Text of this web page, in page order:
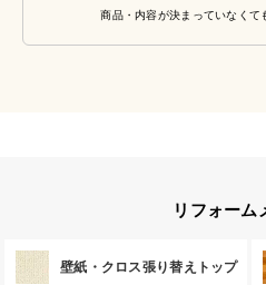
商品・内容が決まっていなくて
リフォーム
壁紙・クロス張り替えトップ